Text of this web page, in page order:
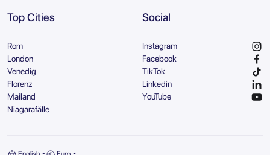
Top Cities
Rom
London
Venedig
Florenz
Mailand
Niagarafälle
Social
Instagram
Facebook
TikTok
Linkedin
YouTube